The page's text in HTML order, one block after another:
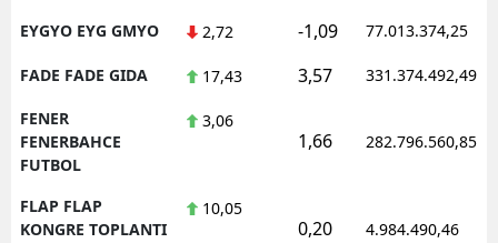
EYGYO EYG GMYO 2,72 -1,09 77.013.374,25
FADE FADE GIDA 17,43 3,57 331.374.492,49
FENER
FENERBAHCE
FUTBOL
3,06
1,66 282.796.560,85
FLAP FLAP
KONGRE TOPLANTI
10,05
0,20 4.984.490,46